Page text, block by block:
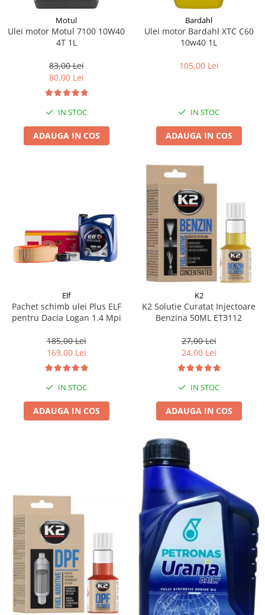
Motul
Ulei motor Motul 7100 10W40
4T 1L
83,00 Lei
80,00 Lei
IN STOC
ADAUGA IN COS
Bardahl
Ulei motor Bardahl XTC C60
10w40 1L
105,00 Lei
IN STOC
ADAUGA IN COS
Elf
Pachet schimb ulei Plus ELF
pentru Dacia Logan 1.4 Mpi
185,00 Lei
169,00 Lei
IN STOC
ADAUGA IN COS
K2
K2 Solutie Curatat Injectoare
Benzina 50ML ET3112
27,00 Lei
24,00 Lei
IN STOC
ADAUGA IN COS